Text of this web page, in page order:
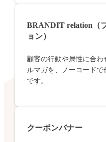
BRANDIT relation（
ョン）
顧客の行動や属性に合
ルマガを、ノーコードで
です。
クーポンバナー